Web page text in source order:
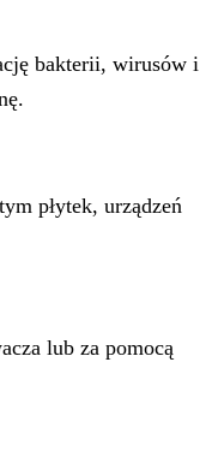
bakterii, wirusów i
płytek, urządzeń
lub za pomocą